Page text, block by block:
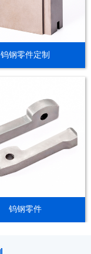
钨钢零件定制
钨钢零件